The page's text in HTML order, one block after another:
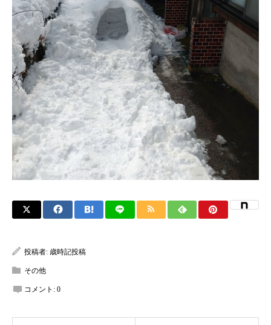
投稿者: 歳時記投稿
その他
コメント: 0